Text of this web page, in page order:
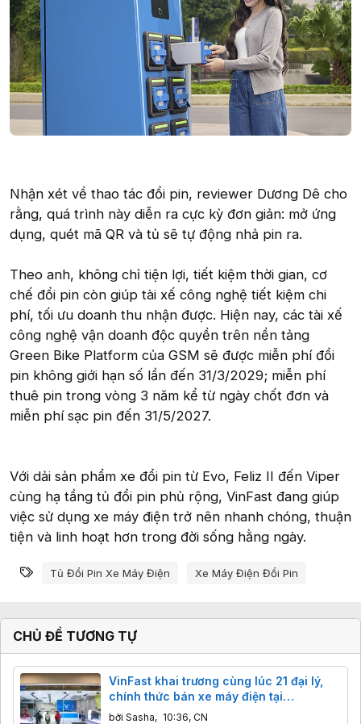
Nhận xét về thao tác đổi pin, reviewer Dương Dê cho
rằng, quá trình này diễn ra cực kỳ đơn giản: mở ứng
dụng, quét mã QR và tủ sẽ tự động nhả pin ra.
Theo anh, không chỉ tiện lợi, tiết kiệm thời gian, cơ
chế đổi pin còn giúp tài xế công nghệ tiết kiệm chi
phí, tối ưu doanh thu nhận được. Hiện nay, các tài xế
công nghệ vận doanh độc quyền trên nền tảng
Green Bike Platform của GSM sẽ được miễn phí đổi
pin không giới hạn số lần đến 31/3/2029; miễn phí
thuê pin trong vòng 3 năm kể từ ngày chốt đơn và
miễn phí sạc pin đến 31/5/2027.
Với dải sản phẩm xe đổi pin từ Evo, Feliz II đến Viper
cùng hạ tầng tủ đổi pin phủ rộng, VinFast đang giúp
việc sử dụng xe máy điện trở nên nhanh chóng, thuận
tiện và linh hoạt hơn trong đời sống hằng ngày.
Từ khóa
Tủ Đổi Pin Xe Máy Điện Xe Máy Điện Đổi Pin
CHỦ ĐỀ TƯƠNG TỰ
VinFast khai trương cùng lúc 21 đại lý,
chính thức bán xe máy điện tại
Philippines
bởi Sasha, 10:36, CN